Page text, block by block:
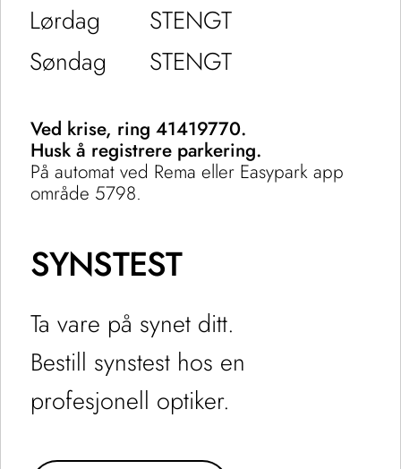
Lørdag
STENGT
Søndag
STENGT
Ved krise, ring 41419770.
Husk å registrere parkering.
På automat ved Rema eller Easypark app
område 5798.
SYNSTEST
Ta vare på synet ditt.
Bestill synstest hos en
profesjonell optiker.